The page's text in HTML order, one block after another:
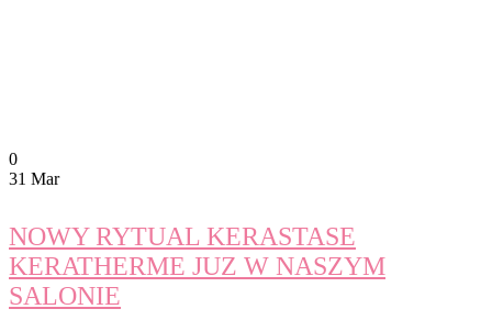
0
31 Mar
NOWY RYTUAL KERASTASE
KERATHERME JUZ W NASZYM
SALONIE